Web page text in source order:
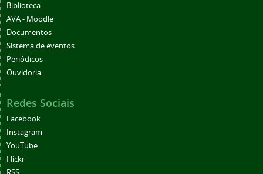
Biblioteca
AVA - Moodle
Documentos
Sistema de eventos
Periódicos
Ouvidoria
Redes Sociais
Facebook
Instagram
YouTube
Flickr